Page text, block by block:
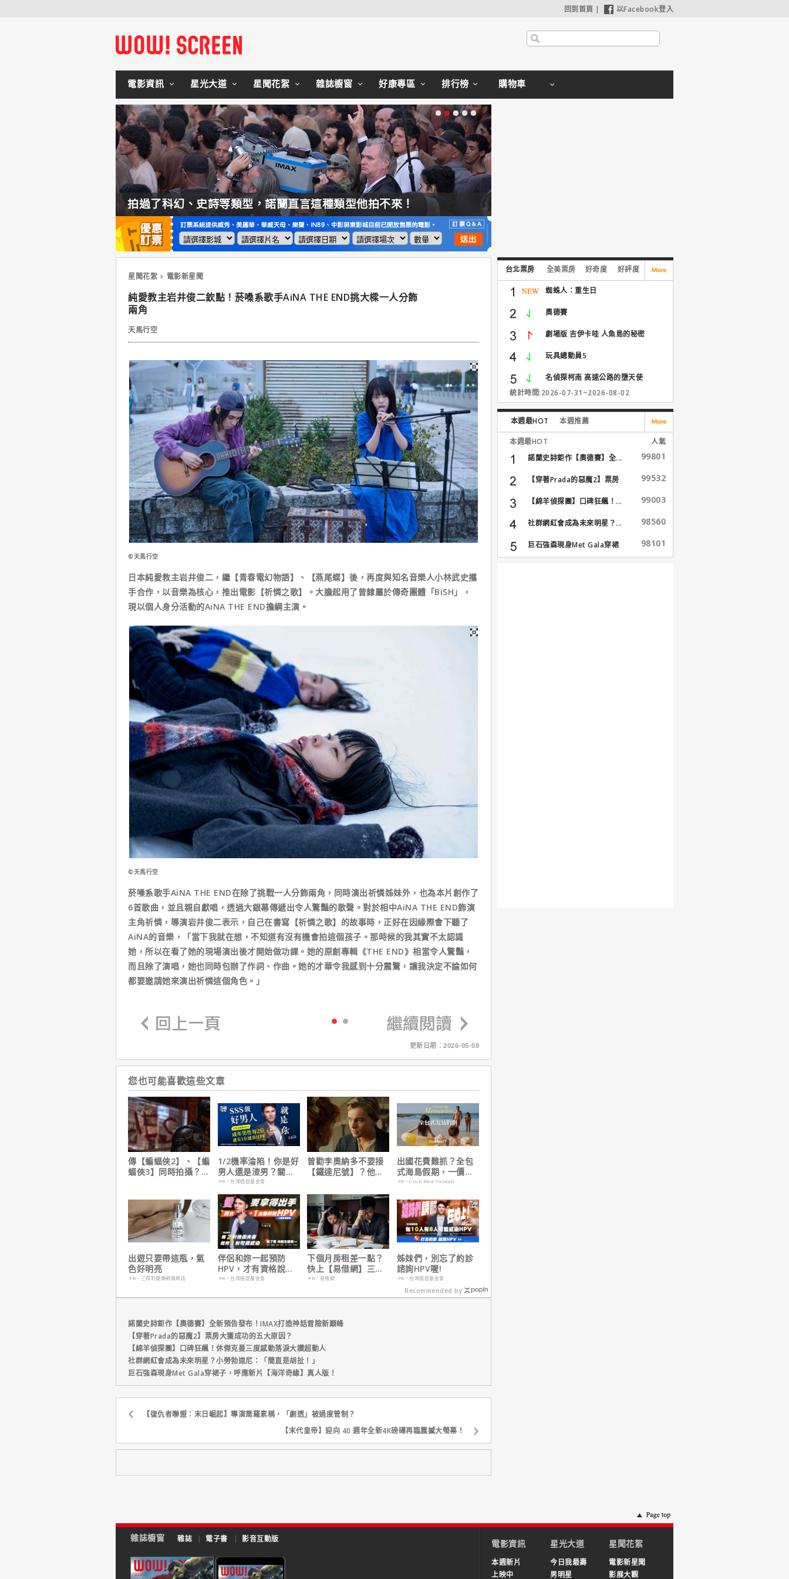
回到首頁 | 以Facebook登入
電影資訊 星光大道 星聞花絮 雜誌櫥窗 好康專區 排行榜 購物車
拍過了科幻、史詩等類型，諾蘭直言這種類型他拍不來！
星聞花絮 電影新星聞
純愛教主岩井俊二欽點！菸嗓系歌手AiNA THE END挑大樑一人分飾
兩角
天馬行空
©天馬行空
日本純愛教主岩井俊二，繼【青春電幻物語】、【燕尾蝶】後，再度與知名音樂人小林武史攜
手合作，以音樂為核心，推出電影【祈憐之歌】。大膽起用了曾隸屬於傳奇團體「BiSH」，
現以個人身分活動的AiNA THE END擔綱主演。
©天馬行空
菸嗓系歌手AiNA THE END在除了挑戰一人分飾兩角，同時演出祈憐姊妹外，也為本片創作了
6首歌曲，並且親自獻唱，透過大銀幕傳遞出令人驚豔的歌聲。對於相中AiNA THE END飾演
主角祈憐，導演岩井俊二表示，自己在書寫【祈憐之歌】的故事時，正好在因緣際會下聽了
AiNA的音樂，「當下我就在想，不知道有沒有機會拍這個孩子。那時候的我其實不太認識
她，所以在看了她的現場演出後才開始做功課。她的原創專輯《THE END》相當令人驚豔，
而且除了演唱，她也同時包辦了作詞、作曲。她的才華令我感到十分震驚，讓我決定不論如何
都要邀請她來演出祈憐這個角色。」
更新日期：2026-05-08
您也可能喜歡這些文章
傳【蝙蝠俠2】、【蝙
蝠俠3】同時拍攝？詹
1/2機率淪陷！你是好
男人還是渣男？關鍵
在這
PR・台灣癌症基金會
曾勸李奧納多不要接
【鐵達尼號】？他
是誰」
出國花費難抓？全包
式海島假期，一價搞
定食宿玩樂，省錢更
PR・Club Med Taiwan
出遊只要帶這瓶，氣
色好明亮
PR・三得利健康網路商店
伴侶和妳一起預防
HPV，才有資格說愛
妳！
PR・台灣癌症基金會
下個月房租差一點？
快上【易借網】三分
鐘解決燃眉之急
PR・易借網
姊妹們，別忘了約診
諮詢HPV喔!
PR・台灣癌症基金會
Recommended by
諾蘭史詩鉅作【奧德賽】全新預告發布！IMAX打造神話冒險新巔峰
【穿著Prada的惡魔2】票房大獲成功的五大原因？
【綿羊偵探團】口碑狂飆！休傑克曼三度感動落淚大讚超動人
社群網紅會成為未來明星？小勞勃道尼：「簡直是胡扯！」
巨石強森現身Met Gala穿裙子，呼應新片【海洋奇緣】真人版！
【復仇者聯盟：末日崛起】導演喬羅素稱，「劇透」被過度管制？
【末代皇帝】迎向 40 週年全新4K磅礡再臨震撼大螢幕！
台北票房 全美票房 好奇度 好評度
蜘蛛人：重生日
奧德賽
劇場版 吉伊卡哇 人魚島的秘密
玩具總動員5
名偵探柯南 高速公路的墮天使
統計時間:2026-07-31~2026-08-02
本週最HOT 本週推薦
本週最HOT
人氣
諾蘭史詩鉅作【奧德賽】全...
99801
【穿著Prada的惡魔2】票房
99532
【綿羊偵探團】口碑狂飆！... 99003
社群網紅會成為未來明星？... 98560
巨石強森現身Met Gala穿裙
子...
98101
雜誌櫥窗 雜誌 | 電子書 | 影音互動版 電影資訊
本週新片
上映中
星光大道
今日我最壽
男明星
星聞花絮
電影新星聞
影展大觀